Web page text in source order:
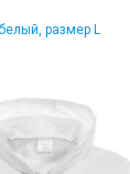
размер L